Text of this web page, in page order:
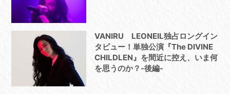
VANIRU LEONEIL独占ロングイン
タビュー！単独公演『The DIVINE
CHILDLEN』を間近に控え、いま何
を思うのか？-後編-